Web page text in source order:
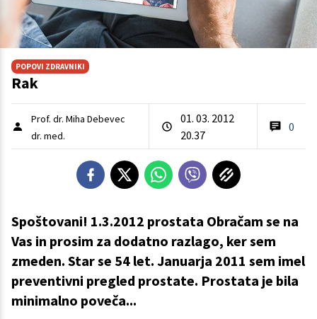
POPOVI ZDRAVNIKI
Rak
Prof. dr. Miha Debevec
dr. med.
01. 03. 2012
20.37
0
Spoštovani! 1.3.2012 prostata Obračam se na
Vas in prosim za dodatno razlago, ker sem
zmeden. Star se 54 let. Januarja 2011 sem imel
preventivni pregled prostate. Prostata je bila
minimalno poveča...